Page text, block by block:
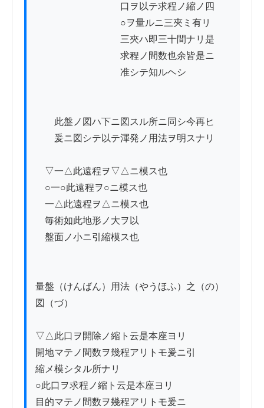
口ヲ以テ求程ノ縮ノ四
○ヲ量ルニ三夾ミ有リ
三夾ハ即三十間ナリ是
求程ノ間数也余皆是ニ
准シテ知ルヘシ
此盤ノ図ハ下ニ図スル所ニ同シ今再ヒ
爰ニ図シテ以テ渾発ノ用法ヲ明スナリ
▽一△此遠程ヲ▽△ニ模ス也
○一○此遠程ヲ○ニ模ス也
一△此遠程ヲ△ニ模ス也
毎術如此地形ノ大ヲ以
盤面ノ小ニ引縮模ス也
量盤（けんばん）用法（やうほふ）之（の）
図（づ）
▽△此口ヲ開除ノ縮ト云是本座ヨリ
開地マテノ間数ヲ幾程アリトモ爰ニ引
縮メ模シタル所ナリ
○此口ヲ求程ノ縮ト云是本座ヨリ
目的マテノ間数ヲ幾程アリトモ爰ニ